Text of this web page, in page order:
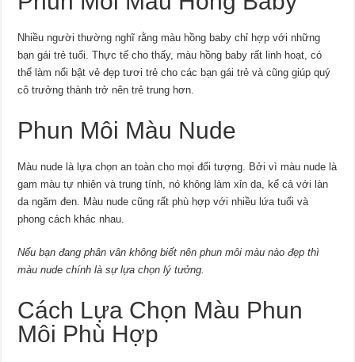
Nhiều người thường nghĩ rằng màu hồng baby chỉ hợp với những
bạn gái trẻ tuổi. Thực tế cho thấy, màu hồng baby rất linh hoạt, có
thể làm nổi bật vẻ đẹp tươi trẻ cho các bạn gái trẻ và cũng giúp quý
cô trưởng thành trở nên trẻ trung hơn.
Phun Môi Màu Nude
Màu nude là lựa chọn an toàn cho mọi đối tượng. Bởi vì màu nude là
gam màu tự nhiên và trung tính, nó không làm xỉn da, kể cả với làn
da ngăm đen. Màu nude cũng rất phù hợp với nhiều lứa tuổi và
phong cách khác nhau.
Nếu bạn đang phân vân không biết nên phun môi màu nào đẹp thì
màu nude chính là sự lựa chọn lý tưởng.
Cách Lựa Chọn Màu Phun
Môi Phù Hợp